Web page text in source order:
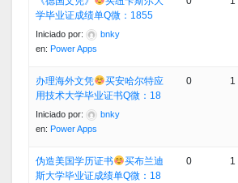
学毕业证成绩单Q微：1855
Iniciado por:
bnky
en: Power Apps
办理海外文凭
买安哈尔特应
用技术大学毕业证书Q微：18
Iniciado por:
bnky
en: Power Apps
0 1
伪造美国学历证书
买布兰迪
斯大学毕业证成绩单Q微：18
0 1